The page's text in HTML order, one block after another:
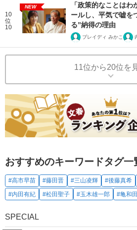
10
位
10
NEW
「政策的なことは
ールし、平気で嘘を
る”納得の理由
ブレイディ みかこ
11位から20位を
おすすめのキーワードタグ一
#高市早苗 #藤田晋 #三山凌輝 #後藤真希
#内田有紀
#松田聖子 #玉木雄一郎 #亀和
SPECIAL